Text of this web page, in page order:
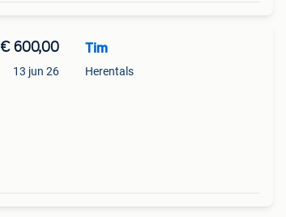
€ 600,00
13 jun 26
Tim
Herentals